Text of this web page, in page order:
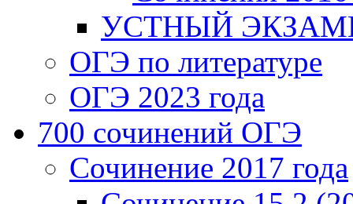
УСТНЫЙ
ОГЭ по литературе
ОГЭ 2023 года
700 cочинений ОГЭ
Сочинение 2017 года